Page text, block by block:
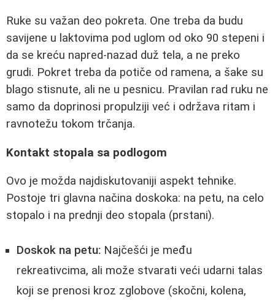
Ruke su važan deo pokreta. One treba da budu
savijene u laktovima pod uglom od oko 90 stepeni i
da se kreću napred-nazad duž tela, a ne preko
grudi. Pokret treba da potiče od ramena, a šake su
blago stisnute, ali ne u pesnicu. Pravilan rad ruku ne
samo da doprinosi propulziji već i održava ritam i
ravnotežu tokom trčanja.
Kontakt stopala sa podlogom
Ovo je možda najdiskutovaniji aspekt tehnike.
Postoje tri glavna načina doskoka: na petu, na celo
stopalo i na prednji deo stopala (prstani).
Doskok na petu: Najčešći je među
rekreativcima, ali može stvarati veći udarni talas
koji se prenosi kroz zglobove (skočni, kolena,